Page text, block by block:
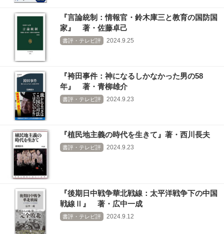
『言論統制：情報官・鈴木庫三と教育の国防国
家』 著・佐藤卓己
書評・テレビ評 2024.9.25
『袴田事件：神になるしかなかった男の58
年』 著・青柳雄介
書評・テレビ評 2024.9.23
『植民地主義の時代を生きて』著・西川長夫
書評・テレビ評 2024.9.23
『後期日中戦争華北戦線：太平洋戦争下の中国
戦線Ⅱ』 著・広中一成
書評・テレビ評 2024.9.12